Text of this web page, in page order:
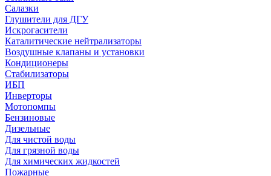
Салазки
Глушители для ДГУ
Искрогасители
Каталитические нейтрализаторы
Воздушные клапаны и установки
Кондиционеры
Стабилизаторы
ИБП
Инверторы
Мотопомпы
Бензиновые
Дизельные
Для чистой воды
Для грязной воды
Для химических жидкостей
Пожарные